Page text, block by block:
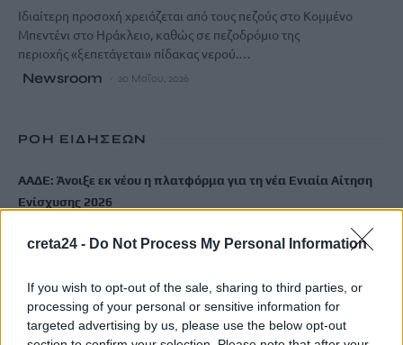
creta24 - Do Not Process My Personal Information
If you wish to opt-out of the sale, sharing to third parties, or
processing of your personal or sensitive information for
targeted advertising by us, please use the below opt-out
Ιδιαίτερη προσοχή χρειάζεται από τους πεζούς στο Κομμένο
Μπεντένι στο Ηράκλειο, καθώς σε πεζοδρόμιο της
περιοχής «ξεπετάγεται» πίδακας νερού.…
Newsroom 20 Μαΐου, 2026
ΡΟΗ ΕΙΔΗΣΕΩΝ
ΑΑΔΕ: Άνοιξε εκ νέου η πλατφόρμα για τη νέα Ενιαία Αίτηση
Ενίσχυσης 2026
Red Code σήμερα η Κρήτη
8 Αυγούστου, 2026